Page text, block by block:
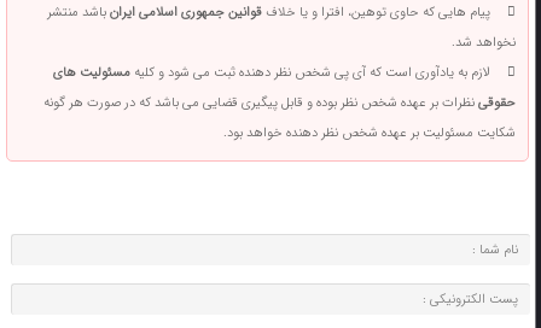
پیام هایی که حاوی توهین، افترا و یا خلافقوانین جمهوری اسلامی ایرانباشد منتشر
نخواهد شد.
لازم به یادآوری است که آی پی شخص نظر دهنده ثبت می شود و کلیهمسئولیت های
حقوقینظرات بر عهده شخص نظر بوده و قابل پیگیری قضایی می باشد که در صورت هر گونه
شکایت مسئولیت بر عهده شخص نظر دهنده خواهد بود.